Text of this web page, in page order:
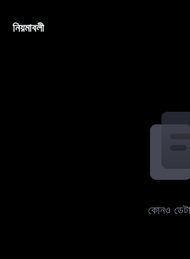
নিয়মাবলী
কোনও